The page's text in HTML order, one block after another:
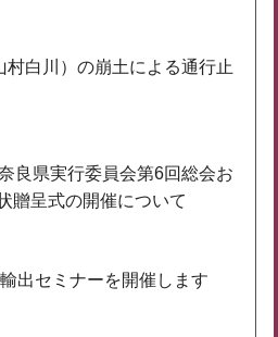
村白川）の崩土による通行止
良県実行委員会第6回総会お
贈呈式の開催について
出セミナーを開催します